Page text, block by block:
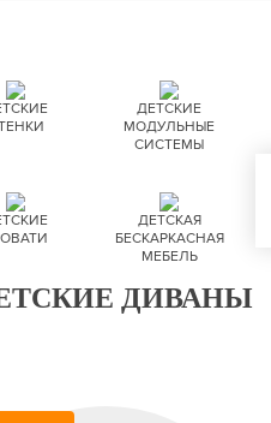
ДЕТСКИЕ
МОДУЛЬНЫЕ
СИСТЕМЫ
ДЕТСКАЯ
БЕСКАРКАСНАЯ
МЕБЕЛЬ
ДИВАНЫ